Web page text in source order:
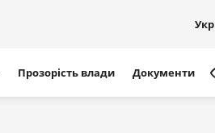
Укр
Прозорість влади Документи